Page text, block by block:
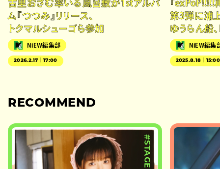
古里おさむ率いる風呂敷が1stアルバ
ム『つつみ』リリース、
トクマルシューゴら参加
NiEW編集部
2026.2.17｜17:00
『exPoP!!!!!
第3弾に浦
ゆうらん船
NiEW編集
2025.8.18｜15:00
RECOMMEND
#STAGE